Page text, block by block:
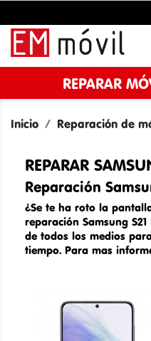
REPARAR
Inicio Reparación de
REPARAR
Reparación
¿Se te ha roto la
reparación Samsung
de todos los medios
tiempo. Para mas